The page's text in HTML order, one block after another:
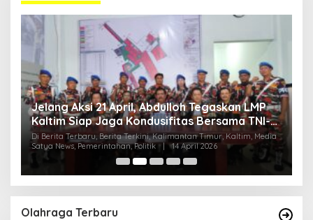
Jelang Aksi 21 April, Abdulloh Tegaskan LMP
Kaltim Siap Jaga Kondusifitas Bersama TNI-
Polri
Di Berita Terbaru, Berita Terkini, Kalimantan Timur, Kaltim, Media
Satya News, Pemerintahan, Politik
| 14 April 2026
Olahraga Terbaru